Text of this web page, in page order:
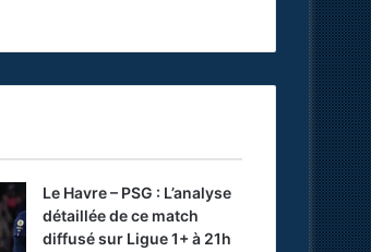
Le Havre – PSG : L’analyse
détaillée de ce match
diffusé sur Ligue 1+ à 21h